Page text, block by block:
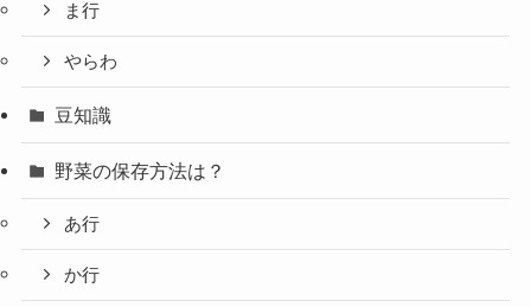
ま行
やらわ
豆知識
野菜の保存方法は？
あ行
か行